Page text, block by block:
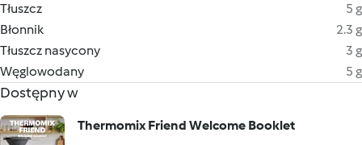
Tłuszcz
5 g
Błonnik
2.3 g
Tłuszcz nasycony
3 g
Węglowodany
5 g
Dostępny w
Thermomix Friend Welcome Booklet